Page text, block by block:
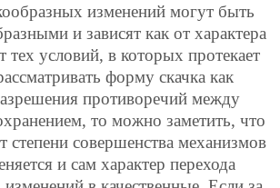
изменений могут быть
и зависят как от характера
тех условий, в которых протекает
форму скачка как
противоречий между
то можно заметить, что
степени совершенства механизмов
и сам характер перехода